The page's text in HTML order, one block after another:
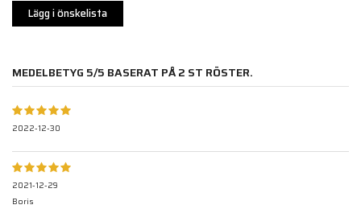
Lägg i önskelista
MEDELBETYG 5/5 BASERAT PÅ2 ST RÖSTER.
2022-12-30
2021-12-29
Boris